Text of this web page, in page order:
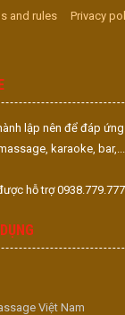
and rules Privacy
lập nên để đáp
karaoke,
hỗ trợ 0938.779.777
Việt Nam